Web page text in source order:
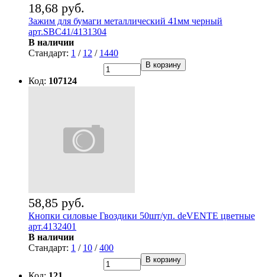
18,68 руб.
Зажим для бумаги металлический 41мм черный
арт.SBC41/4131304
В наличии
Стандарт: 1 / 12 / 1440
В корзину
Код: 107124
58,85 руб.
Кнопки силовые Гвоздики 50шт/уп. deVENTE цветные
арт.4132401
В наличии
Стандарт: 1 / 10 /400
В корзину